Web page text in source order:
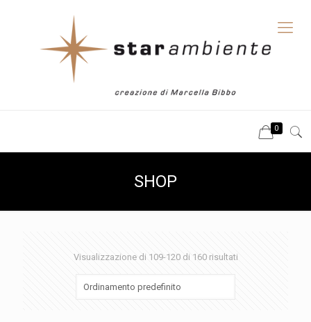
0
SHOP
Visualizzazione di 109-120 di 160 risultati